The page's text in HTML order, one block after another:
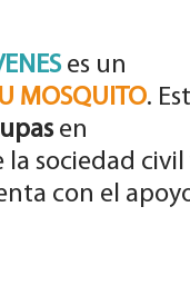
es un
MOSQUITO.
en
sociedad civil
con el